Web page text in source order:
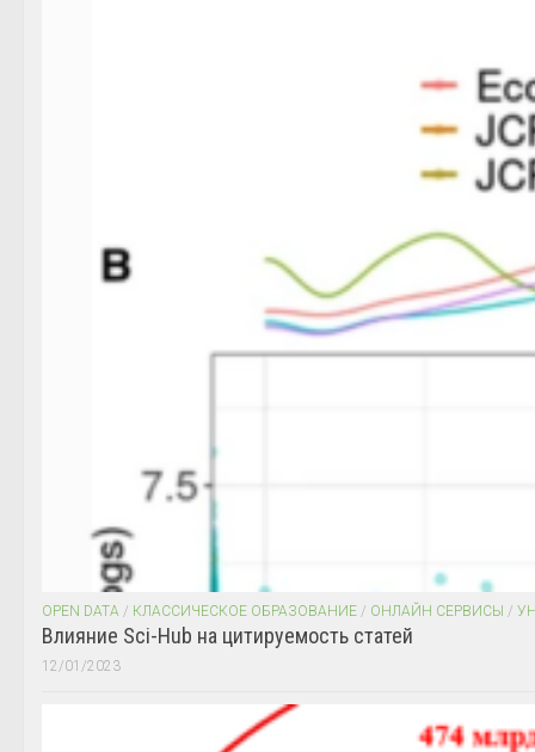
OPEN DATA / КЛАССИЧЕСКОЕ ОБРАЗОВАНИЕ / ОНЛАЙН СЕРВИСЫ /
Влияние Sci-Hub на цитируемость статей
12/01/2023